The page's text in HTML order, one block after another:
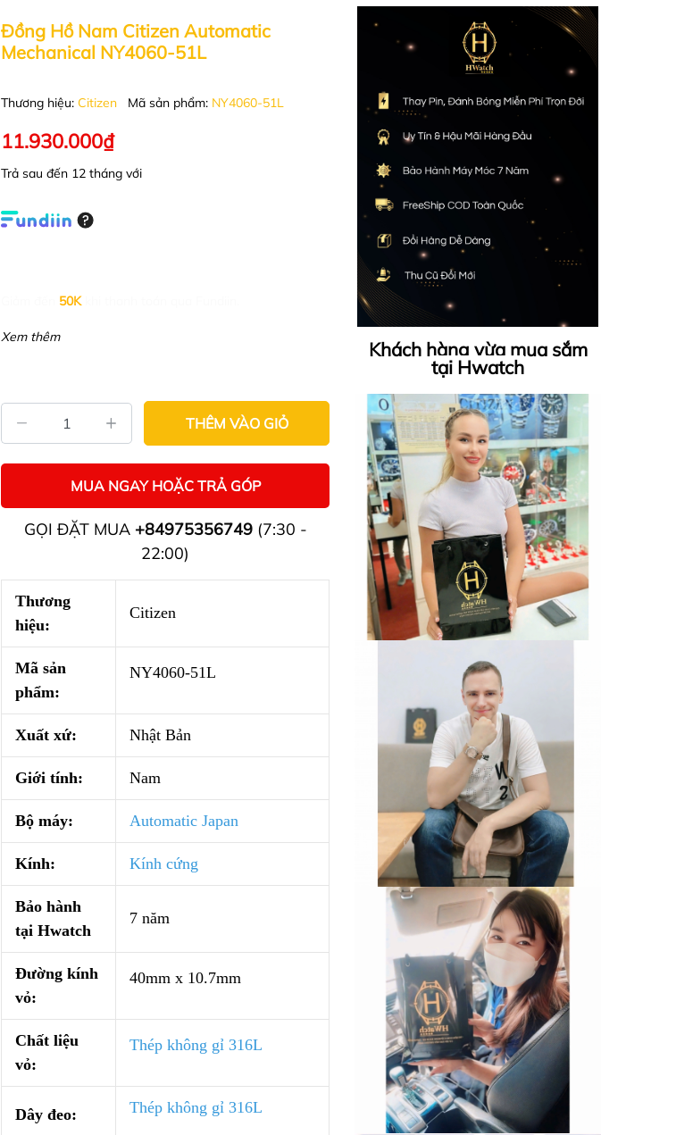
Đồng Hồ Nam Citizen Automatic
Mechanical NY4060-51L
Thương hiệu: Citizen Mã sản phẩm: NY4060-51L
11.930.000₫
Trả sau đến 12 tháng với
50K
Xem thêm
THÊM VÀO GIỎ
MUA NGAY HOẶC TRẢ GÓP
GỌI ĐẶT MUA +84975356749(7:30 -
22:00)
Thương
hiệu:
Citizen
Mã sản
phẩm:
NY4060-51L
Xuất xứ: Nhật Bản
Giới tính: Nam
Bộ máy: Automatic Japan
Kính: Kính cứng
Bảo hành
tại Hwatch
7 năm
Đường kính
vỏ:
40mm x 10.7mm
Chất liệu
vỏ:
Thép không gỉ 316L
Dây đeo: Thép không gỉ 316L
Khách hàng vừa mua sắm
tại Hwatch